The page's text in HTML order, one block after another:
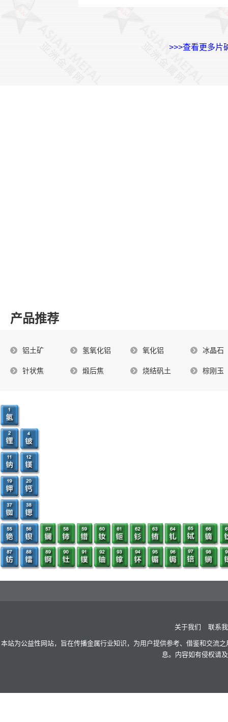
>>>查看更多片
产品推荐
铝土矿 氢氧化铝 氧化铝 冰晶石
针状焦 煅后焦 烧结矾土 棕刚玉
关于我们 联系
本站为公益性网站，旨在传播金属行业知识，为用户提供参考、借鉴和交流
息。内容如有侵权请